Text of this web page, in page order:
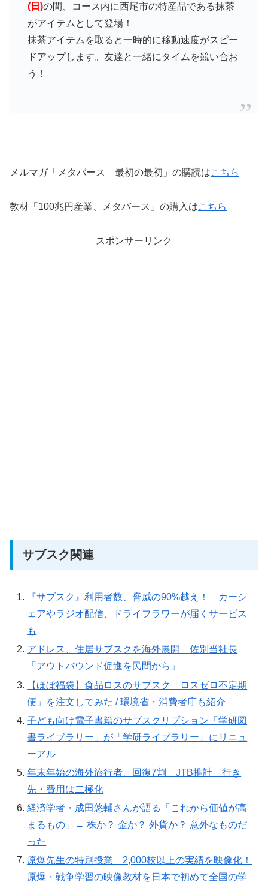
(日)の間、コース内に西尾市の特産品である抹茶
がアイテムとして登場！
抹茶アイテムを取ると一時的に移動速度がスピー
ドアップします。友達と一緒にタイムを競い合お
う！
メルマガ「メタバース 最初の最初」の購読はこちら
教材「100兆円産業、メタバース」の購入はこちら
スポンサーリンク
サブスク関連
『サブスク』利用者数、脅威の90%越え！ カーシ
ェアやラジオ配信、ドライフラワーが届くサービス
も
アドレス、住居サブスクを海外展開 佐別当社長
「アウトバウンド促進を民間から」
【ほぼ福袋】食品ロスのサブスク「ロスゼロ不定期
便」を注文してみた / 環境省・消費者庁も紹介
子ども向け電子書籍のサブスクリプション「学研図
書ライブラリー」が「学研ライブラリー」にリニュ
ーアル
年末年始の海外旅行者、回復7割 JTB推計 行き
先・費用は二極化
経済学者・成田悠輔さんが語る「これから価値が高
まるもの」→ 株か？ 金か？ 外貨か？ 意外なものだ
った
原爆先生の特別授業 2,000校以上の実績を映像化！
原爆・戦争学習の映像教材を日本で初めて全国の学